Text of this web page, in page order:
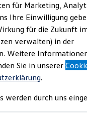
für Marketing,
Ihre Einwilligung
für die Zukunft
verwalten) in der
Weitere
Sie in unserer
.
werden durch uns